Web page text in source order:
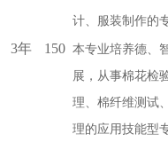
计、服装制作的
3年 150 本专业培养德、
展，从事棉花检
理、棉纤维测试
理的应用技能型